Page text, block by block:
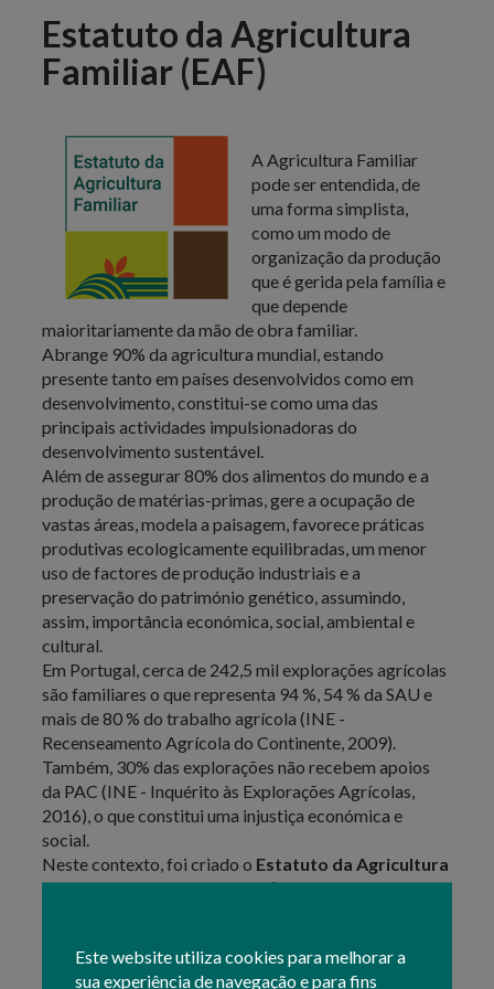
Este website utiliza cookies para melhorar a
sua experiência de navegação e para fins
Estatuto da Agricultura
Familiar (EAF)
A Agricultura Familiar
pode ser entendida, de
uma forma simplista,
como um modo de
organização da produção
que é gerida pela família e
que depende
maioritariamente da mão de obra familiar.
Abrange 90% da agricultura mundial, estando
presente tanto em países desenvolvidos como em
desenvolvimento, constitui-se como uma das
principais actividades impulsionadoras do
desenvolvimento sustentável.
Além de assegurar 80% dos alimentos do mundo e a
produção de matérias-primas, gere a ocupação de
vastas áreas, modela a paisagem, favorece práticas
produtivas ecologicamente equilibradas, um menor
uso de factores de produção industriais e a
preservação do património genético, assumindo,
assim, importância económica, social, ambiental e
cultural.
Em Portugal, cerca de 242,5 mil explorações agrícolas
são familiares o que representa 94 %, 54 % da SAU e
mais de 80 % do trabalho agrícola (INE -
Recenseamento Agrícola do Continente, 2009).
Também, 30% das explorações não recebem apoios
da PAC (INE - Inquérito às Explorações Agrícolas,
2016), o que constitui uma injustiça económica e
social.
Neste contexto, foi criado o Estatuto da Agricultura
Familiar, através doDec-Lei n.º 64/2018, de 7 de
n.º81/2021, de 11 de outubro e pelaPortaria n.º